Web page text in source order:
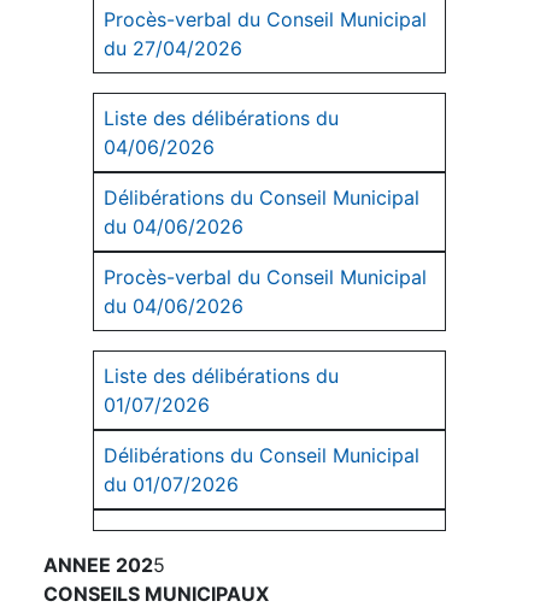
Procès-verbal du Conseil Municipal
du 27/04/2026
Liste des délibérations du
04/06/2026
Délibérations du Conseil Municipal
du 04/06/2026
Procès-verbal du Conseil Municipal
du 04/06/2026
Liste des délibérations du
01/07/2026
Délibérations du Conseil Municipal
du 01/07/2026
ANNEE 2025
CONSEILS MUNICIPAUX